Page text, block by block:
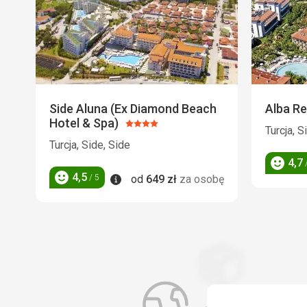
Side Aluna (Ex Diamond Beach
Hotel & Spa) Ocena:
4/5
Turcja, Side, Side
Ocena
4,5 / 5 Informacje
od 649 zł za osobę
Alba
Turcja,
Ocena
4,7